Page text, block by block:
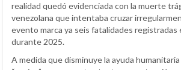
realidad quedó evidenciada con la muerte
venezolana que intentaba cruzar
evento marca ya seis fatalidades registradas
durante 2025.
A medida que disminuye la ayuda